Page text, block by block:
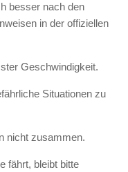
besser nach den
in der offiziellen
Geschwindigkeit.
Situationen zu
nicht zusammen.
fährt, bleibt bitte